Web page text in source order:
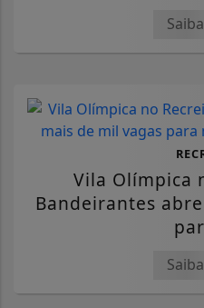
Vila Olímpica
Bandeirantes